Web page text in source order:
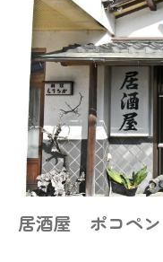
居酒屋 ポコペン